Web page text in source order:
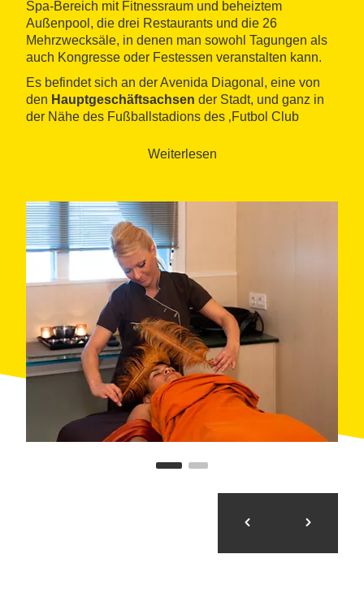
Spa-Bereich mit Fitnessraum und beheiztem
Außenpool, die drei Restaurants und die 26
Mehrzwecksäle, in denen man sowohl Tagungen als
auch Kongresse oder Festessen veranstalten kann.
Es befindet sich an der Avenida Diagonal, eine von
den Hauptgeschäftsachsen der Stadt, und ganz in
der Nähe des Fußballstadions des ‚Futbol Club
Weiterlesen